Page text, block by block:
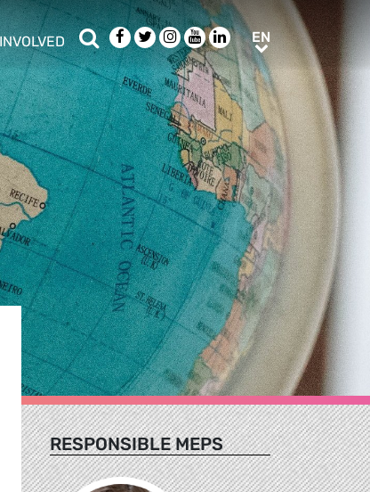
hide sub menu
SearchFacebook
TwitterInstagram
Youtube
LinkedIn
ENEN
RESPONSIBLE MEPS